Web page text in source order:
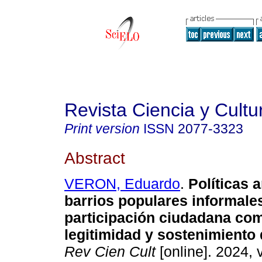
Revista Ciencia y
Print version ISSN 2077-3323
Abstract
VERON, Eduardo. Políticas
barrios populares
participación ciudadana
legitimidad y sostenimiento
Rev Cien Cult[online]. 2024,